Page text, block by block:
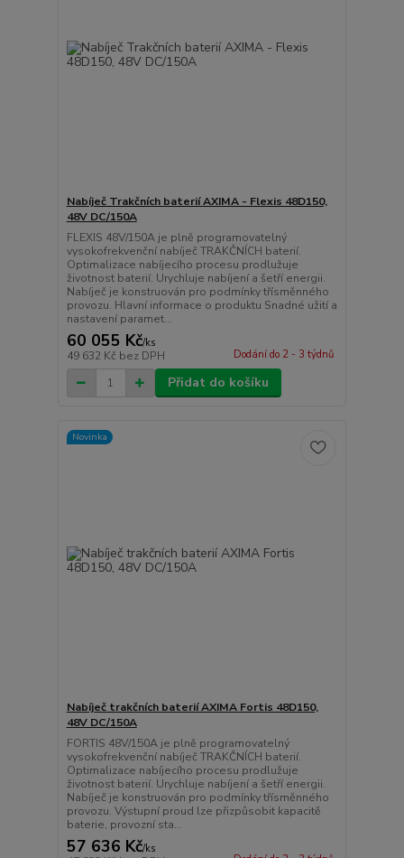
Nabíječ Trakčních baterií AXIMA - Flexis 48D150,
48V DC/150A
FLEXIS 48V/150A je plně programovatelný
vysokofrekvenční nabíječ TRAKČNÍCH baterií.
Optimalizace nabíjecího procesu prodlužuje
životnost baterií. Urychluje nabíjení a šetří energii.
Nabíječ je konstruován pro podmínky třísměnného
provozu. Hlavní informace o produktu Snadné užití a
nastavení paramet...
60 055 Kč/ks
49 632 Kč bez DPH Dodání do 2 - 3 týdnů
Přidat do košíku
Novinka
Nabíječ trakčních baterií AXIMA Fortis 48D150,
48V DC/150A
FORTIS 48V/150A je plně programovatelný
vysokofrekvenční nabíječ TRAKČNÍCH baterií.
Optimalizace nabíjecího procesu prodlužuje
životnost baterií. Urychluje nabíjení a šetří energii.
Nabíječ je konstruován pro podmínky třísměnného
provozu. Výstupní proud lze přizpůsobit kapacitě
baterie, provozní sta...
57 636 Kč/ks